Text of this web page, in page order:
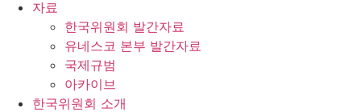
자료
한국위원회 발간자료
유네스코 본부 발간자료
국제규범
아카이브
한국위원회 소개